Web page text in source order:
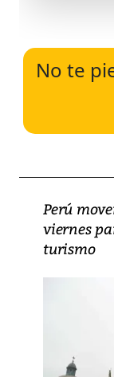
No te
Perú
viernes
turismo